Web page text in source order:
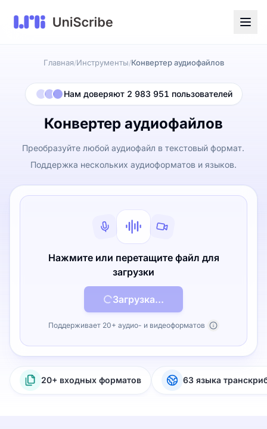
Главная/Инструменты/Конвертер аудиофайлов
Нам доверяют 2 983 951 пользователей
Конвертер аудиофайлов
Преобразуйте любой аудиофайл в текстовый формат.
Поддержка нескольких аудиоформатов и языков.
Нажмите или перетащите файл для
загрузки
Загрузка...
Поддерживает 20+ аудио- и видеоформатов
20+ входных форматов 63 языка